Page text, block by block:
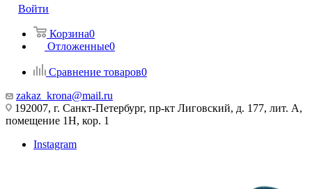
Войти
Корзина0
Отложенные0
Сравнение товаров0
zakaz_krona@mail.ru
192007, г. Санкт-Петербург, пр-кт Лиговский, д. 177, лит. А,
помещение 1Н, кор. 1
Instagram